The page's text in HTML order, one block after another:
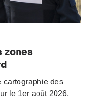
zones
cartographie des
le 1er août 2026,